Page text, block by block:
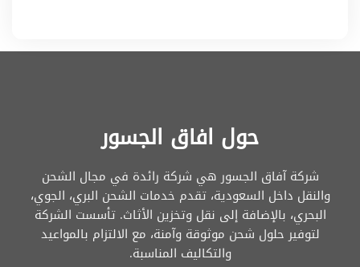
حول افاق الجسور
شركة آفاق الجسور هي شركة رائدة في مجال الشحن
والنقل داخل السعودية، تقدم خدمات الشحن البري، الجوي،
البحري، بالإضافة إلى نقل وتخزين الأثاث. تأسست الشركة
لتوفير حلول شحن موثوقة وآمنة، مع الالتزام بالمواعيد
والتكاليف المناسبة.